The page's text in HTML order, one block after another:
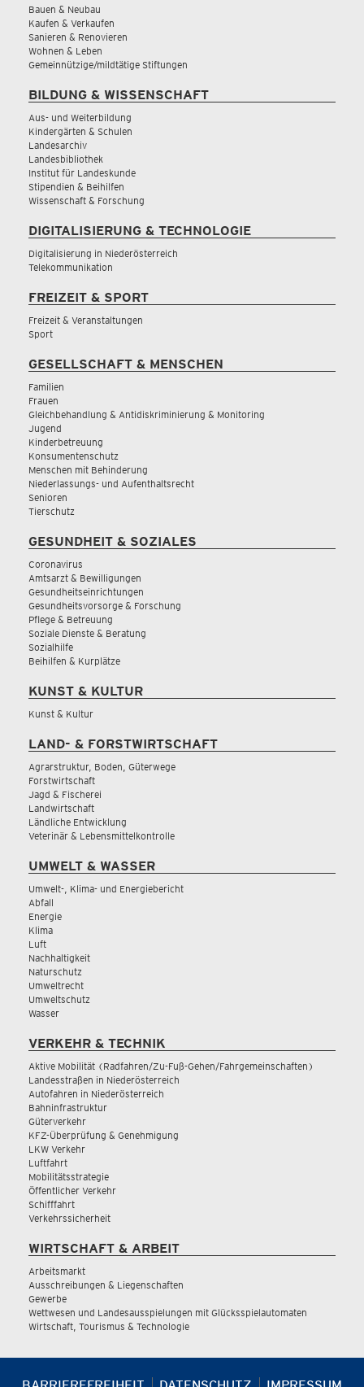
Bauen & Neubau
Kaufen & Verkaufen
Sanieren & Renovieren
Wohnen & Leben
Gemeinnützige/mildtätige Stiftungen
BILDUNG & WISSENSCHAFT
Aus- und Weiterbildung
Kindergärten & Schulen
Landesarchiv
Landesbibliothek
Institut für Landeskunde
Stipendien & Beihilfen
Wissenschaft & Forschung
DIGITALISIERUNG & TECHNOLOGIE
Digitalisierung in Niederösterreich
Telekommunikation
FREIZEIT & SPORT
Freizeit & Veranstaltungen
Sport
GESELLSCHAFT & MENSCHEN
Familien
Frauen
Gleichbehandlung & Antidiskriminierung & Monitoring
Jugend
Kinderbetreuung
Konsumentenschutz
Menschen mit Behinderung
Niederlassungs- und Aufenthaltsrecht
Senioren
Tierschutz
GESUNDHEIT & SOZIALES
Coronavirus
Amtsarzt & Bewilligungen
Gesundheitseinrichtungen
Gesundheitsvorsorge & Forschung
Pflege & Betreuung
Soziale Dienste & Beratung
Sozialhilfe
Beihilfen & Kurplätze
KUNST & KULTUR
Kunst & Kultur
LAND- & FORSTWIRTSCHAFT
Agrarstruktur, Boden, Güterwege
Forstwirtschaft
Jagd & Fischerei
Landwirtschaft
Ländliche Entwicklung
Veterinär & Lebensmittelkontrolle
UMWELT & WASSER
Umwelt-, Klima- und Energiebericht
Abfall
Energie
Klima
Luft
Nachhaltigkeit
Naturschutz
Umweltrecht
Umweltschutz
Wasser
VERKEHR & TECHNIK
Aktive Mobilität (Radfahren/Zu-Fuß-Gehen/Fahrgemeinschaften)
Landesstraßen in Niederösterreich
Autofahren in Niederösterreich
Bahninfrastruktur
Güterverkehr
KFZ-Überprüfung & Genehmigung
LKW Verkehr
Luftfahrt
Mobilitätsstrategie
Öffentlicher Verkehr
Schifffahrt
Verkehrssicherheit
WIRTSCHAFT & ARBEIT
Arbeitsmarkt
Ausschreibungen & Liegenschaften
Gewerbe
Wettwesen und Landesausspielungen mit Glücksspielautomaten
Wirtschaft, Tourismus & Technologie